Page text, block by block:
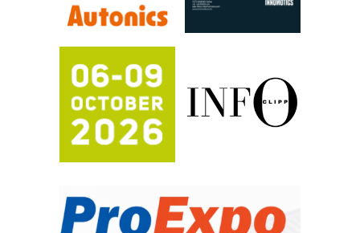
procesnim sistemima
FANUC: Najbolje za vašu pametnu
automatizaciju
Efikasno upravljanje energijom
Automatizacija pakovanja · Display
(Shelf-Ready) omotnice
Potpuna efikasnost bez složenih
Trajna oznaka kao dugoročna korist
Bezbednost na prvom mestu!